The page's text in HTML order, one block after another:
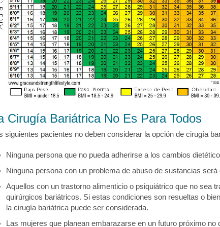
Cirugía Bariátrica No Es Para Todos
siguientes pacientes no deben considerar la opción de cirugía
Ninguna persona que no pueda adherirse a los cambios
Ninguna persona con un problema de abuso de sustancias
Aquellos con un trastorno alimenticio o psiquiátrico que no sea
quirúrgicos bariátricos. Si estas condiciones son resueltas o
la cirugía bariátrica puede ser considerada.
Las mujeres que planean embarazarse en un futuro próximo